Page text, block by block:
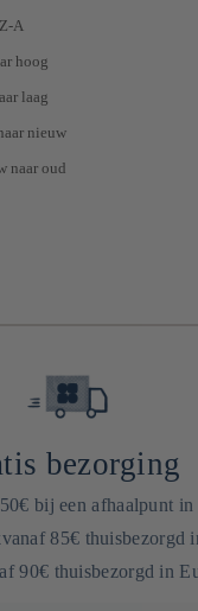
A
hoog
laag
nieuw
naar oud
bezorging
bij een afhaalpunt in
85€ thuisbezorgd
90€ thuisbezorgd in